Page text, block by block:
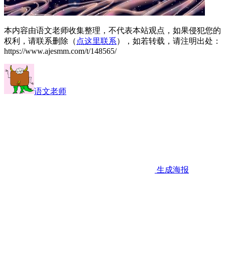
本内容由语文老师收集整理，不代表本站观点，如果侵犯您的
权利，请联系删除（ 点这里联系），如若转载，请注明出处：
https://www.ajesmm.com/t/148565/
语文老师
生成海报